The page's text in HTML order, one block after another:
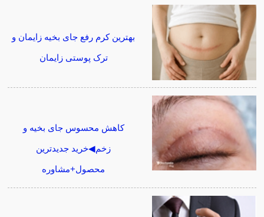
بهترین کرم رفع جای بخیه زایمان و
ترک پوستی زایمان
کاهش محسوس جای بخیه و
زخم◀خرید جدیدترین
محصول+مشاوره